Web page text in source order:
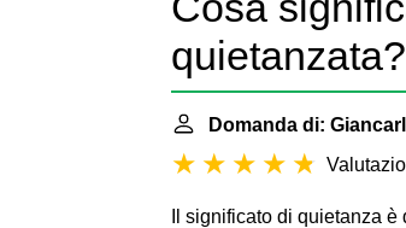
quietanzata?
Domanda di:
Il significato di quietanza